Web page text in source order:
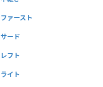
ファースト
サード
レフト
ライト